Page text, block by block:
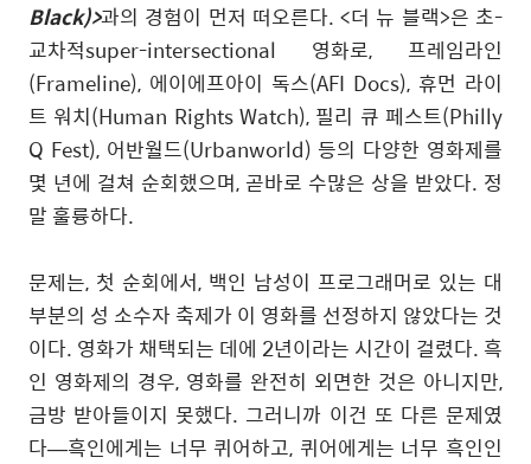
Black)>과의 경험이 먼저 떠오른다. <더 뉴 블랙>은 초-
교차적super-intersectional 영화로, 프레임라인
(Frameline), 에이에프아이 독스(AFI Docs), 휴먼 라이
트 워치(Human Rights Watch), 필리 큐 페스트(Philly
Q Fest), 어반월드(Urbanworld) 등의 다양한 영화제를
몇 년에 걸쳐 순회했으며, 곧바로 수많은 상을 받았다. 정
말 훌륭하다.
문제는, 첫 순회에서, 백인 남성이 프로그래머로 있는 대
부분의 성 소수자 축제가 이 영화를 선정하지 않았다는 것
이다. 영화가 채택되는 데에 2년이라는 시간이 걸렸다. 흑
인 영화제의 경우, 영화를 완전히 외면한 것은 아니지만,
금방 받아들이지 못했다. 그러니까 이건 또 다른 문제였
다—흑인에게는 너무 퀴어하고, 퀴어에게는 너무 흑인인